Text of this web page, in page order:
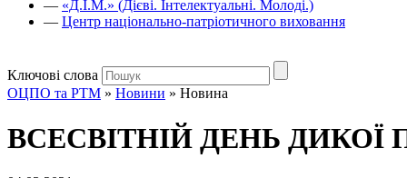
— «Д.І.М.» (Дієві. Інтелектуальні. Молоді.)
— Центр національно-патріотичного виховання
Ключові слова
ОЦПО та РТМ » Новини » Новина
ВСЕСВІТНІЙ ДЕНЬ ДИКОЇ